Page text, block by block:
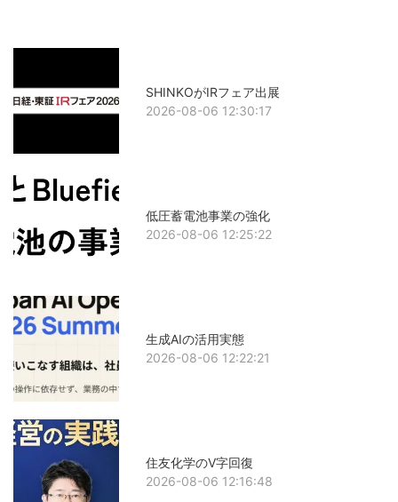
SHINKOがIRフェア出展
2026-08-06 12:30:17
低圧蓄電池事業の強化
2026-08-06 12:25:22
生成AIの活用実態
2026-08-06 12:22:21
住友化学のV字回復
2026-08-06 12:16:48